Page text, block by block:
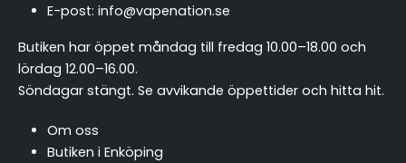
E-post: info@vapenation.se
Butiken har öppet måndag till fredag 10.00–18.00 och
lördag 12.00–16.00.
Söndagar stängt. Se avvikande öppettider och hitta hit.
Om oss
Butiken i Enköping